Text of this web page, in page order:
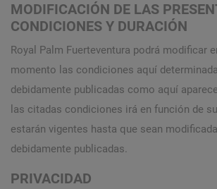
MODIFICACIÓN DE LAS
CONDICIONES Y DURACIÓN
Royal Palm Fuerteventura podrá modificar
momento las condiciones aquí
debidamente publicadas como aquí
las citadas condiciones irá en función de
estarán vigentes hasta que sean
debidamente publicadas.
PRIVACIDAD